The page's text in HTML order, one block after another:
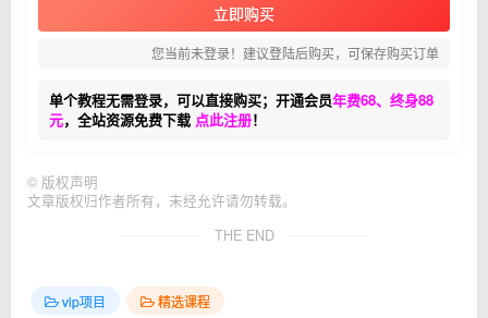
立即购买
您当前未登录！建议登陆后购买，可保存购买订单
单个教程无需登录，可以直接购买；开通会员年费68、终身88
元，全站资源免费下载 点此注册！
© 版权声明
文章版权归作者所有，未经允许请勿转载。
THE END
vip项目 精选课程